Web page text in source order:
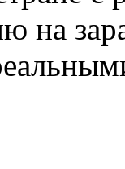
на